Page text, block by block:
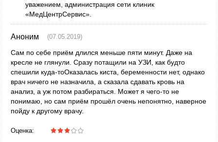
уважением, администрация сети клиник
«МедЦентрСервис».
Аноним (07.05.2019)
Сам по себе приём длился меньше пяти минут. Даже на
кресле не глянули. Сразу потащили на УЗИ, как будто
спешили куда-тоОказалась киста, беременности нет, однако
врач ничего не назначила, а сказала сдавать кровь на
анализ, а уж потом разбираться. Может я чего-то не
понимаю, но сам приём прошёл очень непонятно, наверное
пойду к другому врачу.
Оценка: